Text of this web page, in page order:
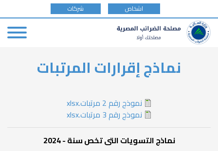
type
اشخاص شركات
نماذج إقرارات المرتبات
نموذج رقم 2 مرتبات.xlsx
نموذج رقم 3 مرتبات.xlsx
نماذج التسويات التى تخص سنة - 2024